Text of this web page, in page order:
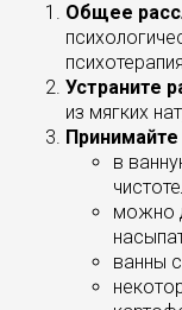
Общее
Устраните
из мягких
в
можно
ванны